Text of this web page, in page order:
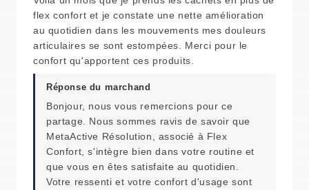
flex confort et je constate une nette amélioration
au quotidien dans les mouvements mes douleurs
articulaires se sont estompées. Merci pour le
confort qu'apportent ces produits.
Réponse du marchand
Bonjour, nous vous remercions pour ce
partage. Nous sommes ravis de savoir que
MetaActive Résolution, associé à Flex
Confort, s'intègre bien dans votre routine et
que vous en êtes satisfaite au quotidien.
Votre ressenti et votre confort d'usage sont